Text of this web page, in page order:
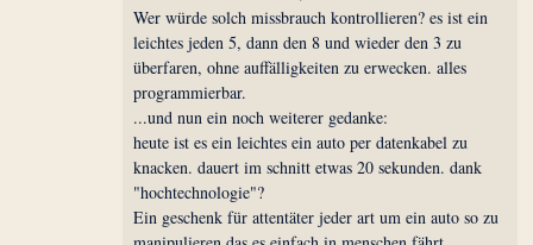
Wer würde solch missbrauch kontrollieren? es ist ein
leichtes jeden 5, dann den 8 und wieder den 3 zu
überfaren, ohne auffälligkeiten zu erwecken. alles
programmierbar.
...und nun ein noch weiterer gedanke:
heute ist es ein leichtes ein auto per datenkabel zu
knacken. dauert im schnitt etwas 20 sekunden. dank
"hochtechnologie"?
Ein geschenk für attentäter jeder art um ein auto so zu